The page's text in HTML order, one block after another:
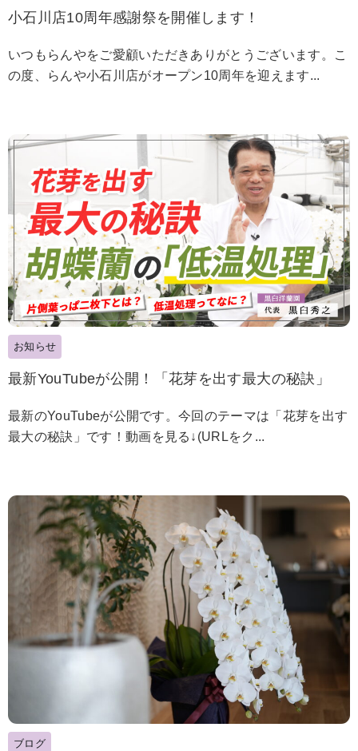
小石川店10周年感謝祭を開催します！
いつもらんやをご愛顧いただきありがとうございます。こ
の度、らんや小石川店がオープン10周年を迎えます...
お知らせ
最新YouTubeが公開！「花芽を出す最大の秘訣」
最新のYouTubeが公開です。今回のテーマは「花芽を出す
最大の秘訣」です！動画を見る↓(URLをク...
ブログ